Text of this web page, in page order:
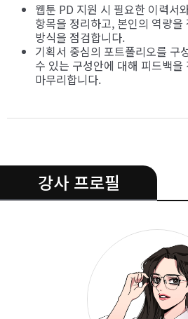
웹툰 PD 지원 시 필요한 이력서
항목을 정리하고, 본인의 역량
방식을 점검합니다.
기획서 중심의 포트폴리오를 구
수 있는 구성안에 대해 피드백을
마무리합니다.
강사 프로필